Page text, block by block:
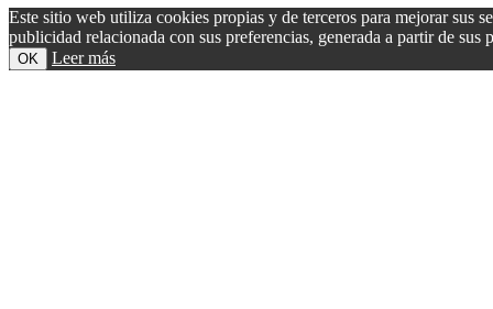
Este sitio web utiliza cookies propias y de terceros para mejorar sus
publicidad relacionada con sus preferencias, generada a partir de
OK Leer más